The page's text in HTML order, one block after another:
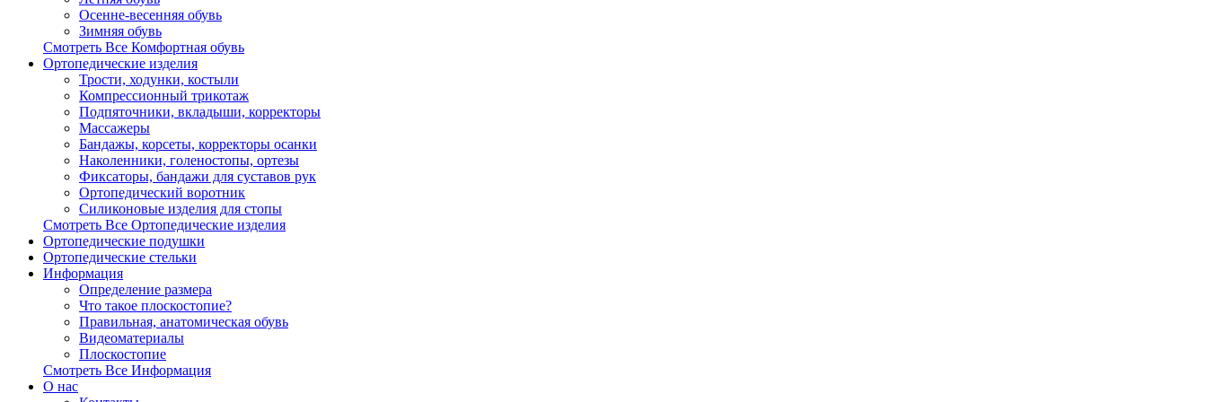
Осенне-весенняя обувь
Зимняя обувь
Смотреть Все Комфортная обувь
Ортопедические изделия
Трости, ходунки, костыли
Компрессионный трикотаж
Подпяточники, вкладыши, корректоры
Массажеры
Бандажы, корсеты, корректоры осанки
Наколенники, голеностопы, ортезы
Фиксаторы, бандажи для суставов рук
Ортопедический воротник
Силиконовые изделия для стопы
Смотреть Все Ортопедические изделия
Ортопедические подушки
Ортопедические стельки
Информация
Определение размера
Что такое плоскостопие?
Правильная, анатомическая обувь
Видеоматериалы
Плоскостопие
Смотреть Все Информация
О нас